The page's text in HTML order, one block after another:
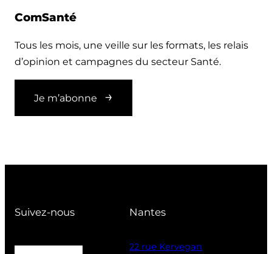
ComSanté
Tous les mois, une veille sur les formats, les relais
d’opinion et campagnes du secteur Santé.
Je m’abonne
Suivez-nous Nantes
22 rue Kervegan